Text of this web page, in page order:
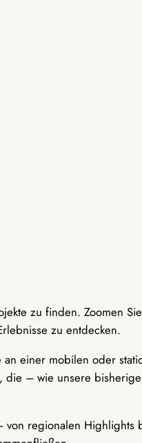
zu finden. Zoomen
zu entdecken.
einer mobilen oder
die – wie unsere
regionalen